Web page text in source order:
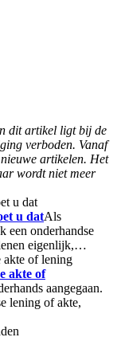
dit artikel ligt bij de
verboden. Vanaf
artikelen. Het
wordt niet meer
u datAls
een onderhandse
eigenlijk,…
akte of
aangegaan.
lening of akte,